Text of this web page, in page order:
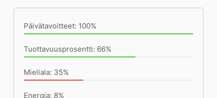
Päivätavoitteet: 100%
Tuottavuusprosentti: 66%
Mieliala: 35%
Energia: 8%